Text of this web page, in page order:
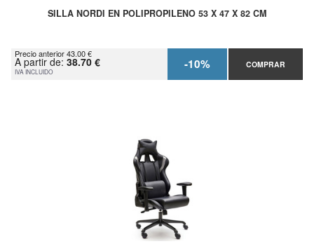
SILLA NORDI EN POLIPROPILENO 53 X 47 X 82 CM
Precio anterior 43.00 €
A partir de: 38.70 €
IVA INCLUIDO -10% COMPRAR